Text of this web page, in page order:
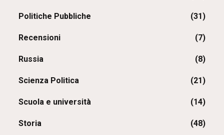
Politiche Pubbliche (31)
Recensioni (7)
Russia (8)
Scienza Politica (21)
Scuola e università (14)
Storia (48)